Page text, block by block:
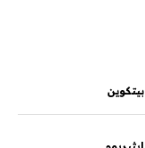
بيتكوين